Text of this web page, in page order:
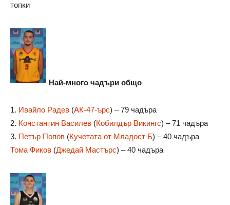
топки
Най-много чадъри общо
1. Ивайло Радев (АК-47-ърс) – 79 чадъра
2. Константин Василев (Кобилдър Викингс) – 71 чадъра
3. Петър Попов (Кучетата от Младост Б) – 40 чадъра
Тома Фиков (Джедай Мастърс) – 40 чадъра